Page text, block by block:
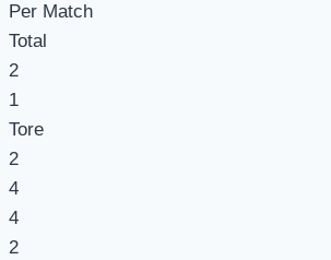
Per Match
Total
2
1
Tore
2
4
4
2